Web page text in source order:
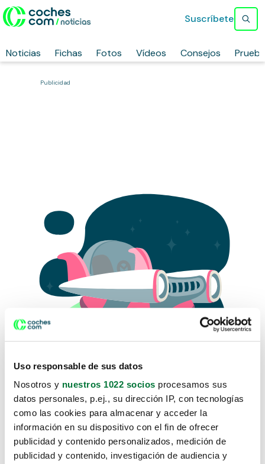
Uso responsable de sus datos
Nosotros y nuestros 1022 socios procesamos sus
datos personales, p.ej., su dirección IP, con tecnologías
como las cookies para almacenar y acceder la
información en su dispositivo con el fin de ofrecer
publicidad y contenido personalizados, medición de
publicidad y contenido, investigación de audiencia y
Noticias Fichas Fotos Vídeos Consejos
Suscríbete
Publicidad
Lo sentimos, no sabemos como
te hemos traido hasta aquí.